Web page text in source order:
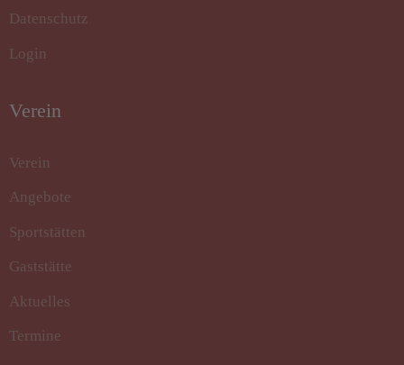
Datenschutz
Login
Verein
Verein
Angebote
Sportstätten
Gaststätte
Aktuelles
Termine